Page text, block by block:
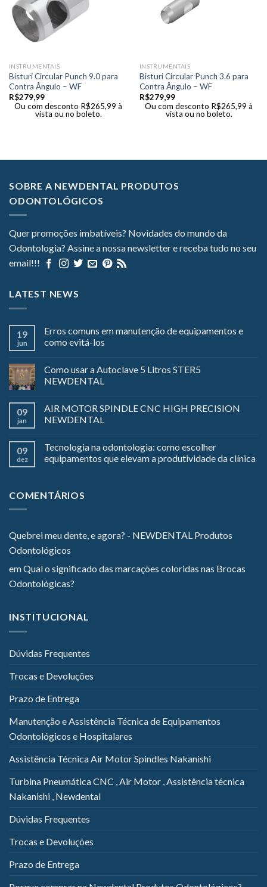
INSTRUMENTAIS
Bisturi Circular Punch 9.0 para
Contra Ângulo – WF
R$279,99
Ou com desconto R$265,99 à
vista ou no boleto.
INSTRUMENTAIS
Bisturi Circular Punch 3.6 para
Contra Ângulo – WF
R$279,99
Ou com desconto R$265,99 à
vista ou no boleto.
SOBRE A NEWDENTAL PRODUTOS
ODONTOLÓGICOS
Quer promoções imbatíveis? Novidades do mundo da
Odontologia? Assine a nossa newsletter e receba tudo no seu
email!!!
LATEST NEWS
19
jun
Erros comuns em manutenção de equipamentos e
como evitá-los
Como usar a Autoclave 5 Litros STER5
NEWDENTAL
09
jan
AIR MOTOR SPINDLE CNC HIGH PRECISION
NEWDENTAL
09
dez
Tecnologia na odontologia: como escolher
equipamentos que elevam a produtividade da clínica
COMENTÁRIOS
Quebrei meu dente, e agora? - NEWDENTAL Produtos
Odontológicos
emQual o significado das marcações coloridas nas Brocas
Odontológicas?
INSTITUCIONAL
Dúvidas Frequentes
Trocas e Devoluções
Prazo de Entrega
Manutenção e Assistência Técnica de Equipamentos
Odontológicos e Hospitalares
Assistência Técnica Air Motor Spindles Nakanishi
Turbina Pneumática CNC , Air Motor , Assistência técnica
Nakanishi , Newdental
Dúvidas Frequentes
Trocas e Devoluções
Prazo de Entrega